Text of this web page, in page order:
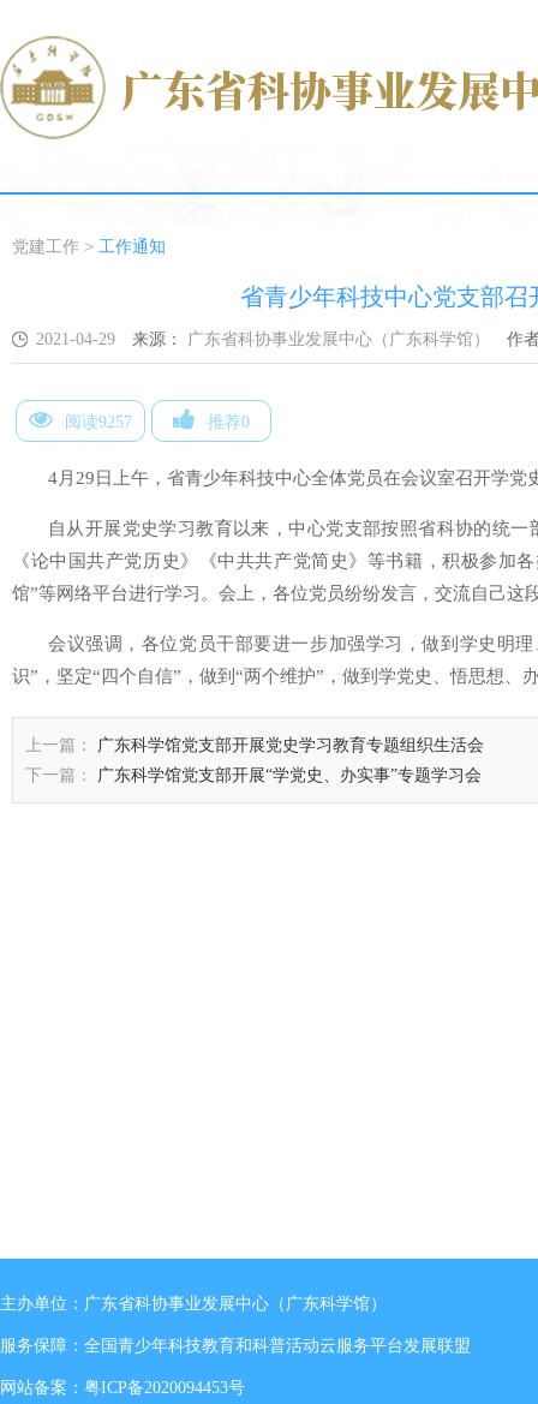
党建工作 > 工作通知
省青少年科技中心党支部召
2021-04-29 来源： 广东省科协事业发展中心（广东科学馆） 作
阅读9257 推荐0
4月29日上午，省青少年科技中心全体党员在会议室召开学党
自从开展党史学习教育以来，中心党支部按照省科协的统
《论中国共产党历史》《中共共产党简史》等书籍，积极参加
馆”等网络平台进行学习。会上，各位党员纷纷发言，交流自己这
会议强调，各位党员干部要进一步加强学习，做到学史明
识”，坚定“四个自信”，做到“两个维护”，做到学党史、悟思想、
上一篇：
广东科学馆党支部开展党史学习教育专题组织生活会
下一篇：
广东科学馆党支部开展“学党史、办实事”专题学习会
主办单位：广东省科协事业发展中心（广东科学馆）
服务保障：全国青少年科技教育和科普活动云服务平台发展联盟
网站备案： 粤ICP备2020094453号